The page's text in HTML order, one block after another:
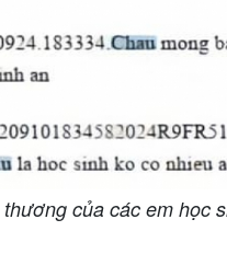
của các em học